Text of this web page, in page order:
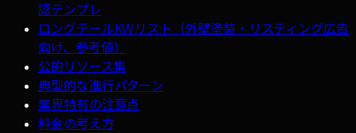
認テンプレ
ロングテールKWリスト（外壁塗装・リスティング広告
向け、参考値）
公的リソース集
典型的な進行パターン
業界特有の注意点
料金の考え方